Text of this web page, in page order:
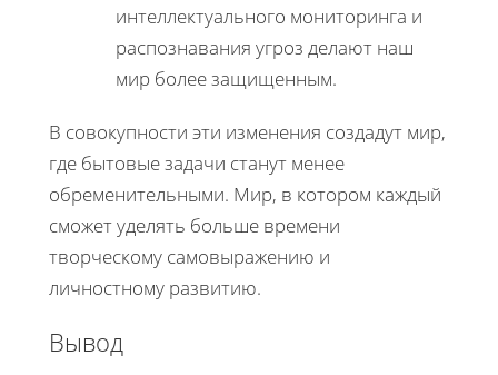
интеллектуального мониторинга и
распознавания угроз делают наш
мир более защищенным.
В совокупности эти изменения создадут мир,
где бытовые задачи станут менее
обременительными. Мир, в котором каждый
сможет уделять больше времени
творческому самовыражению и
личностному развитию.
Вывод